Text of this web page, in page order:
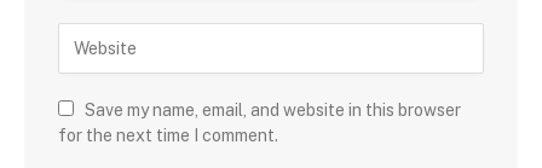
Save my name, email, and website in this browser
for the next time I comment.